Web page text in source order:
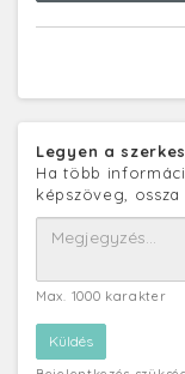
Legyen a
Ha több
képszöveg,
Max. 1000 karakter